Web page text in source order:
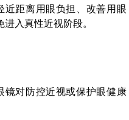
近距离用眼负担、改善用眼
入真性近视阶段。
镜对防控近视或保护眼健康